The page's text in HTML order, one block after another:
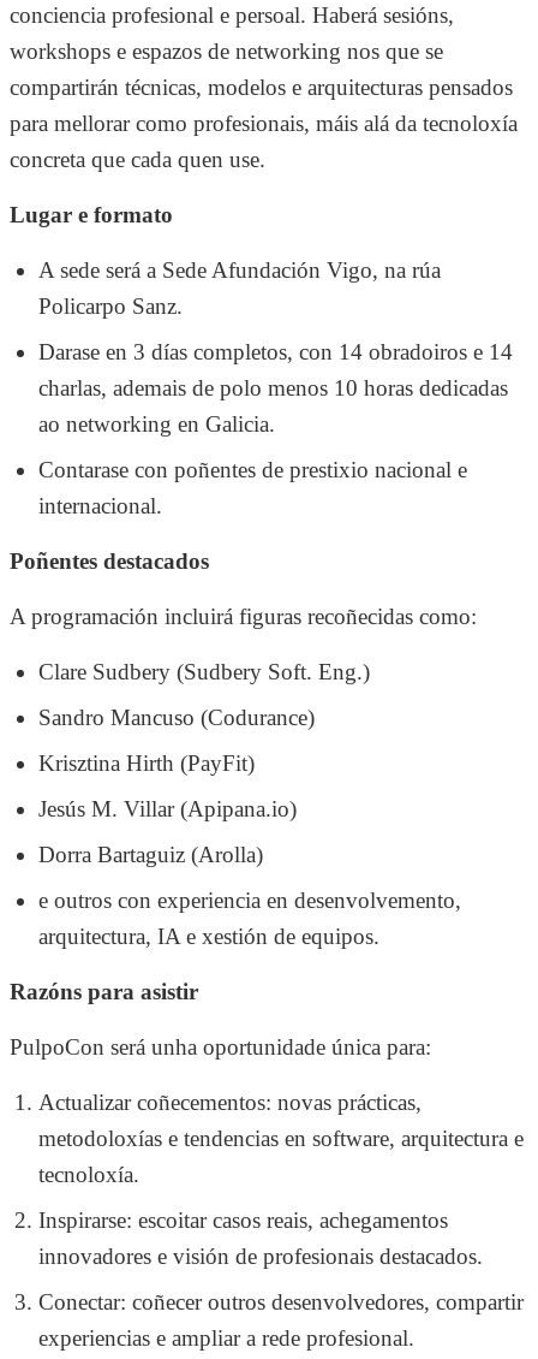
conciencia profesional e persoal. Haberá sesións,
workshops e espazos de networking nos que se
compartirán técnicas, modelos e arquitecturas pensados
para mellorar como profesionais, máis alá da tecnoloxía
concreta que cada quen use.
Lugar e formato
A sede será a Sede Afundación Vigo, na rúa
Policarpo Sanz.
Darase en 3 días completos, con 14 obradoiros e 14
charlas, ademais de polo menos 10 horas dedicadas
ao networking en Galicia.
Contarase con poñentes de prestixio nacional e
internacional.
Poñentes destacados
A programación incluirá figuras recoñecidas como:
Clare Sudbery (Sudbery Soft. Eng.)
Sandro Mancuso (Codurance)
Krisztina Hirth (PayFit)
Jesús M. Villar (Apipana.io)
Dorra Bartaguiz (Arolla)
e outros con experiencia en desenvolvemento,
arquitectura, IA e xestión de equipos.
Razóns para asistir
PulpoCon será unha oportunidade única para:
Actualizar coñecementos: novas prácticas,
metodoloxías e tendencias en software, arquitectura e
tecnoloxía.
Inspirarse: escoitar casos reais, achegamentos
innovadores e visión de profesionais destacados.
Conectar: coñecer outros desenvolvedores, compartir
experiencias e ampliar a rede profesional.